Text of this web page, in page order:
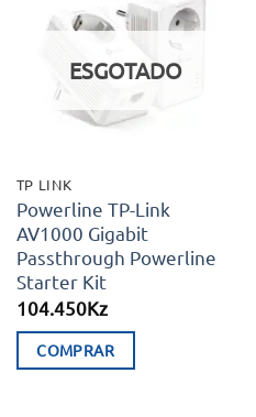
Adicionar
aos meus
desejos
ESGOTADO
TP LINK
Powerline TP-Link
AV1000 Gigabit
Passthrough Powerline
Starter Kit
104.450Kz
COMPRAR